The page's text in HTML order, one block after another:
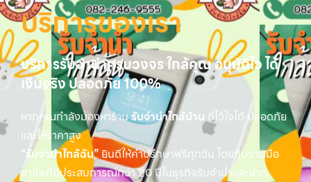
บริการของเรา
บริการรับจำนำครบวงจร ใกล้คุณ อนุมัติไว ได้
เงินจริง ปลอดภัย 100%
หากคุณกำลังมองหาร้านรับจำนำใกล้บ้านที่ไว้ใจได้ ปลอดภัย
และให้ราคาสูง
“รับจำนำใกล้ฉัน”ยินดีให้คำปรึกษาฟรีทุกวัน โดยทีมงานมือ
อาชีพที่มีประสบการณ์กว่า 20 ปีในธุรกิจรับจำนำและฝาก